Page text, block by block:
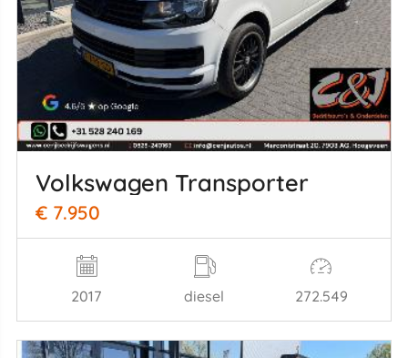
Volkswagen Transporter
€ 7.950
2017 diesel 272.549